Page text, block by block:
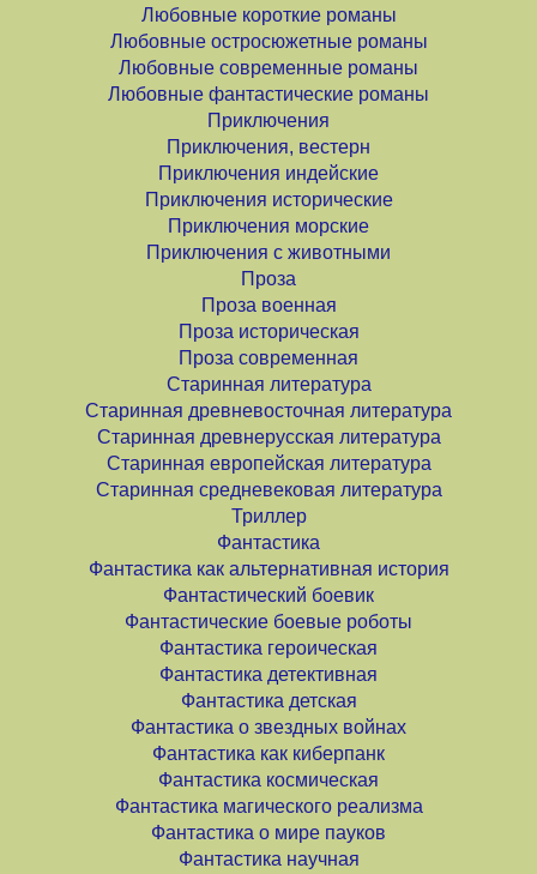
Любовные короткие романы
Любовные остросюжетные романы
Любовные современные романы
Любовные фантастические романы
Приключения
Приключения, вестерн
Приключения индейские
Приключения исторические
Приключения морские
Приключения с животными
Проза
Проза военная
Проза историческая
Проза современная
Старинная литература
Старинная древневосточная литература
Старинная древнерусская литература
Старинная европейская литература
Старинная средневековая литература
Триллер
Фантастика
Фантастика как альтернативная история
Фантастический боевик
Фантастические боевые роботы
Фантастика героическая
Фантастика детективная
Фантастика детская
Фантастика о звездных войнах
Фантастика как киберпанк
Фантастика космическая
Фантастика магического реализма
Фантастика о мире пауков
Фантастика научная